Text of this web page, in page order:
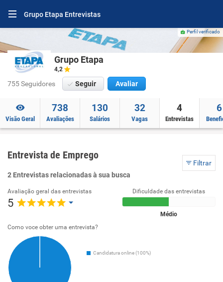
Grupo Etapa Entrevistas
Perfil verificado
Grupo Etapa
4,2
755 Seguidores Seguir Avaliar
Visão Geral
738
Avaliações
130
Salários
32
Vagas
4
Entrevistas
6
Entrevista de Emprego
Filtrar
2 Entrevistas relacionadas à sua busca
Avaliação geral das entrevistas
5
Dificuldade das entrevistas
Médio
Como voce obter uma entrevista?
Candidatura online (100%)